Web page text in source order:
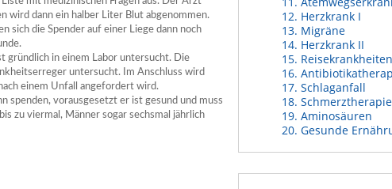
wird dann ein halber Liter Blut abgenommen.
sich die Spender auf einer Liege dann noch
gründlich in einem Labor untersucht. Die
untersucht. Im Anschluss wird
einem Unfall angefordert wird.
spenden, vorausgesetzt er ist gesund und muss
zu viermal, Männer sogar sechsmal jährlich
Herzkrank I
Migräne
Herzkrank II
Reisekrankheiten
Schlaganfall
Schmerztherapie
Aminosäuren
Gesunde